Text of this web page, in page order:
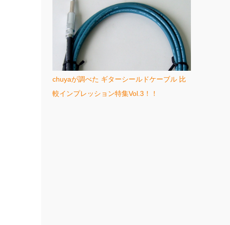
chuyaが調べた ギターシールドケーブル 比
較インプレッション特集Vol.3！！